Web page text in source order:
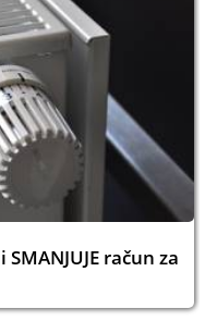
račun za